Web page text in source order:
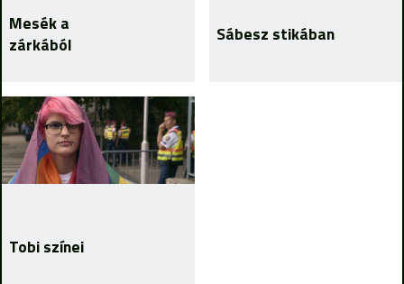
Mesék a
zárkából
Sábesz stikában
Tobi színei